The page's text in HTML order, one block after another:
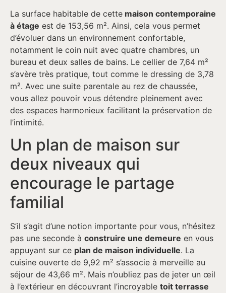
La surface habitable de cette maison contemporaine
à étage est de 153,56 m². Ainsi, cela vous permet
d’évoluer dans un environnement confortable,
notamment le coin nuit avec quatre chambres, un
bureau et deux salles de bains. Le cellier de 7,64 m²
s’avère très pratique, tout comme le dressing de 3,78
m². Avec une suite parentale au rez de chaussée,
vous allez pouvoir vous détendre pleinement avec
des espaces harmonieux facilitant la préservation de
l’intimité.
Un plan de maison sur
deux niveaux qui
encourage le partage
familial
S’il s’agit d’une notion importante pour vous, n’hésitez
pas une seconde à construire une demeure en vous
appuyant sur ce plan de maison individuelle. La
cuisine ouverte de 9,92 m² s’associe à merveille au
séjour de 43,66 m². Mais n’oubliez pas de jeter un œil
à l’extérieur en découvrant l’incroyable toit terrasse